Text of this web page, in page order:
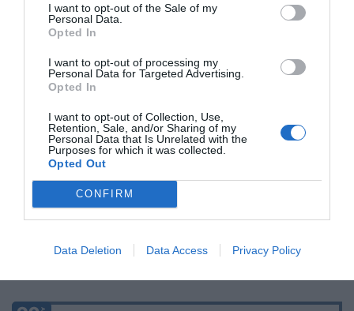
I want to opt-out of the Sale of my
Personal Data.
Opted In
I want to opt-out of processing my
Personal Data for Targeted Advertising.
Opted In
I want to opt-out of Collection, Use,
Retention, Sale, and/or Sharing of my
Personal Data that Is Unrelated with the
Purposes for which it was collected.
Opted Out
CONFIRM
Data Deletion Data Access Privacy Policy
INTERNACIONAL
La bomba de Hiroshima no perseguía a
Occidente, la de Nagasaki sí: era la ciudad
Eulogio López 08/08/26 06:00
La batalla no es solo “híbrida” ni
“biopolítica”, sino espiritual... y la ganará la
Virgen
SOCIEDAD
Eslovaquia no admite el gaymonio...
bendecido en otros miembros de la Unión
Eulogio López